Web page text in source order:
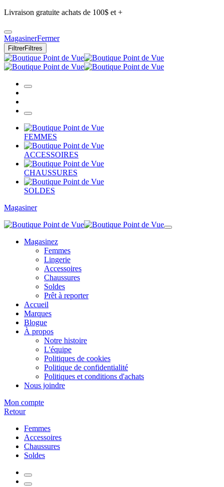
Livraison gratuite achats de 100$ et +
MagasinerFermer
FiltrerFiltres
FEMMES
ACCESSOIRES
CHAUSSURES
SOLDES
Magasiner
Magasinez
Femmes
Lingerie
Accessoires
Chaussures
Soldes
Prêt à reporter
Accueil
Marques
Blogue
À propos
Notre histoire
L'équipe
Politiques de cookies
Politique de confidentialité
Politiques et conditions d'achats
Nous joindre
Mon compte
Retour
Femmes
Accessoires
Chaussures
Soldes